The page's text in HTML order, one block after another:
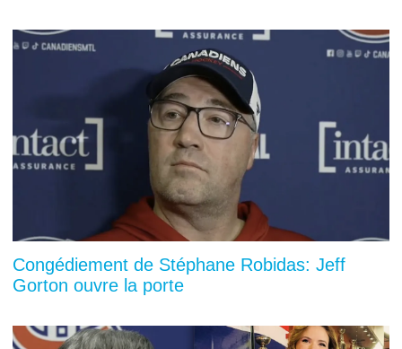
Congédiement de Stéphane Robidas: Jeff
Gorton ouvre la porte